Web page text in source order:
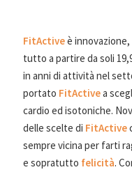
FitActiveè
tutto a partire da soli
in anni di attività nel
portato FitActivea
cardio ed isotoniche.
delle scelte di FitActive
sempre vicina per farti
e sopratutto felicità.